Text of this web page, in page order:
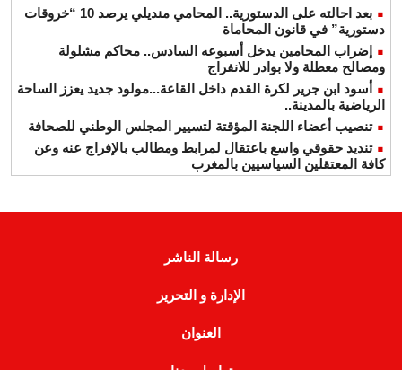
بعد احالته على الدستورية.. المحامي منديلي يرصد 10 “خروقات
دستورية” في قانون المحاماة
إضراب المحامين يدخل أسبوعه السادس.. محاكم مشلولة
ومصالح معطلة ولا بوادر للانفراج
أسود ابن جرير لكرة القدم داخل القاعة...مولود جديد يعزز الساحة
الرياضية بالمدينة..
تنصيب أعضاء اللجنة المؤقتة لتسيير المجلس الوطني للصحافة
تنديد حقوقي واسع باعتقال لمرابط ومطالب بالإفراج عنه وعن
كافة المعتقلين السياسيين بالمغرب
رسالة الناشر
الإدارة و التحرير
العنوان